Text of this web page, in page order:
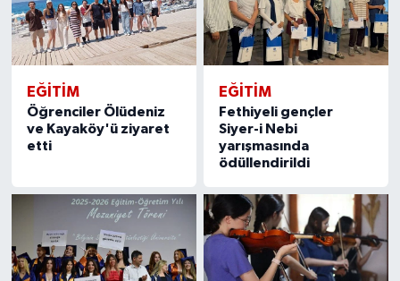
EĞITIM
Öğrenciler Ölüdeniz
ve Kayaköy'ü ziyaret
etti
EĞITIM
Fethiyeli gençler
Siyer-i Nebi
yarışmasında
ödüllendirildi